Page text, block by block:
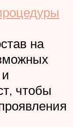
на
чтобы